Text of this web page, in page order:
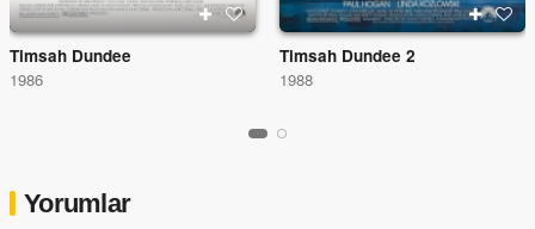
Timsah Dundee
1986
Timsah Dundee 2
1988
Yorumlar